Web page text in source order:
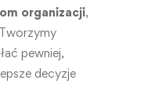
organizacji,
pewniej,
decyzje